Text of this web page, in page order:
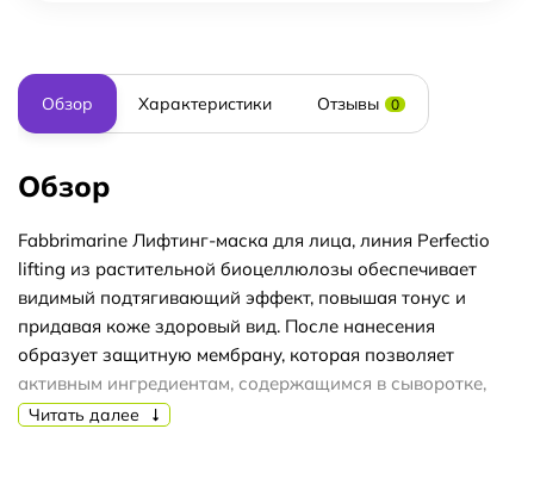
Обзор Характеристики Отзывы 0
Обзор
Fabbrimarine Лифтинг-маска для лица, линия Perfectio
lifting из растительной биоцеллюлозы обеспечивает
видимый подтягивающий эффект, повышая тонус и
придавая коже здоровый вид. После нанесения
образует защитную мембрану, которая позволяет
активным ингредиентам, содержащимся в сыворотке,
проникать в глубокие слои кожи. Гиалуроновая кислота,
Читать далее